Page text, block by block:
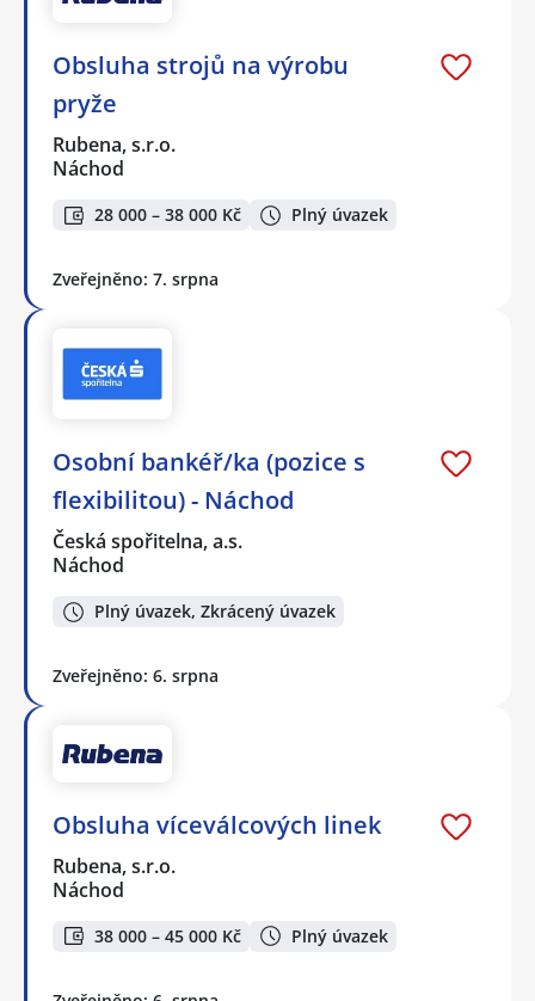
Obsluha strojů na výrobu
pryže
Rubena, s.r.o.
Náchod
28 000 – 38 000 Kč Plný úvazek
Zveřejněno: 7. srpna
Osobní bankéř/ka (pozice s
flexibilitou) - Náchod
Česká spořitelna, a.s.
Náchod
Plný úvazek, Zkrácený úvazek
Zveřejněno: 6. srpna
Obsluha víceválcových linek
Rubena, s.r.o.
Náchod
38 000 – 45 000 Kč Plný úvazek